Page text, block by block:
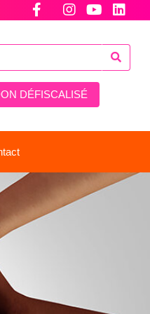
DÉFISCALISÉ